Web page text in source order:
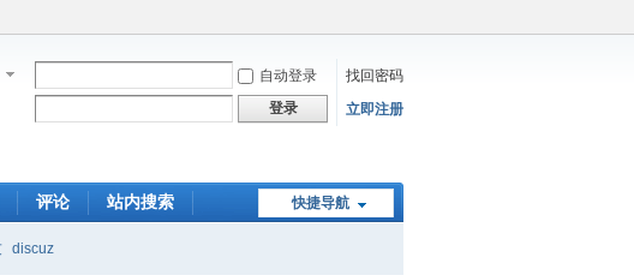
自动登录
找回密码
登录 立即注册
快捷导航
评论
站内搜索
discuz